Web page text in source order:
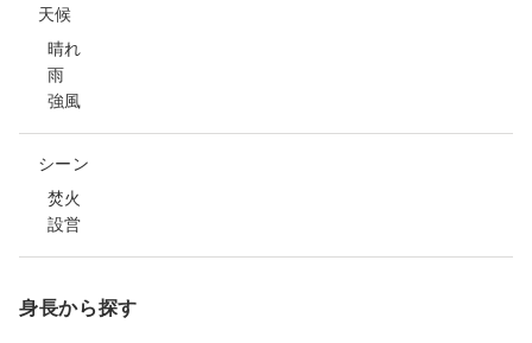
天候
晴れ
雨
強風
シーン
焚火
設営
身長から探す